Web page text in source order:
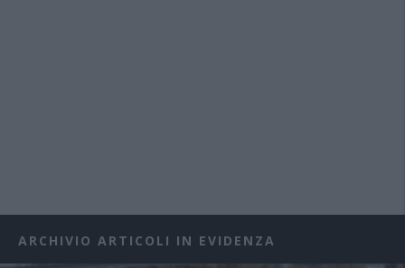
ARCHIVIO ARTICOLI IN EVIDENZA